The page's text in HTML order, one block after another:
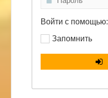
Войти с помощью:
Запомнить